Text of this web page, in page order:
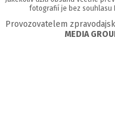
fotografií je bez souhlasu
Provozovatelem
MEDIA